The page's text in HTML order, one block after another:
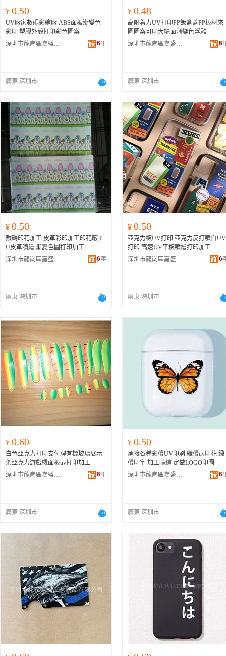
¥ 0.50
UV廠家數碼彩繪廠 ABS面板漸變色
彩印 塑膠外殼打印彩色圖案
深圳市龍崗區嘉盛圖彩印加工廠
6年
廣東 深圳市
¥ 0.48
高附着力UV打印PP飯盒蓋PP板材來
圖圖案可印大幅面漸變色浮雕
深圳市龍崗區嘉盛圖彩印加工廠
6
廣東 深圳市
¥ 0.50
數碼印花加工 皮革彩印加工印花廠 P
U皮革噴繪 漸變色圖打印加工
深圳市龍崗區嘉盛圖彩印加工廠
6年
廣東 深圳市
¥ 0.50
亞克力板UV打印 亞克力反打噴白UV
打印 高速UV平板噴繪打印加工
深圳市龍崗區嘉盛圖彩印加工廠
6
廣東 深圳市
¥ 0.60
白色亞克力打印支付牌有機玻璃展示
架亞克力游戲機面板uv打印加工
深圳市龍崗區嘉盛圖彩印加工廠
6年
廣東 深圳市
¥ 0.50
承接各種彩帶UV印刷 織帶uv印花 緞
帶印字 加工噴繪 定做LOGO印圖
深圳市龍崗區嘉盛圖彩印加工廠
6
廣東 深圳市